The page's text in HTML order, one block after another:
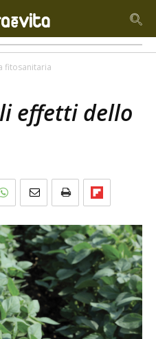
fitosanitaria
effetti dello